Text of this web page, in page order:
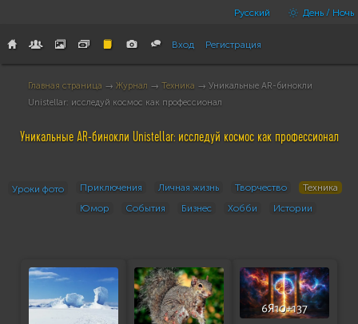
Русский День / Ночь
Вход Регистрация
Главная страница → Журнал → Техника → Уникальные AR-бинокли
Unistellar: исследуй космос как профессионал
Уникальные AR-бинокли Unistellar: исследуй космос как профессионал
Уроки фото Приключения Личная жизнь Творчество
Техника
Юмор
События Бизнес Хобби Истории